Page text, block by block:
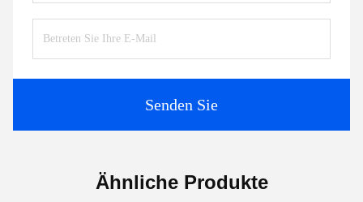
Senden Sie
Ähnliche Produkte